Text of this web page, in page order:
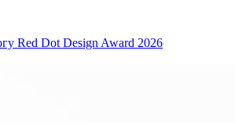
Red Dot Design Award 2026